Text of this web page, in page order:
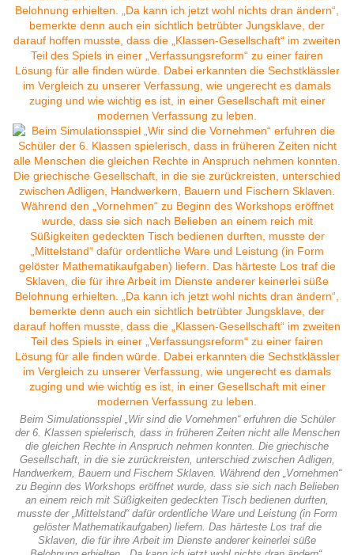
Beim Simulationsspiel „Wir sind die Vornehmen“ erfuhren die Schüler
der 6. Klassen spielerisch, dass in früheren Zeiten nicht alle Menschen
die gleichen Rechte in Anspruch nehmen konnten. Die griechische
Gesellschaft, in die sie zurückreisten, unterschied zwischen Adligen,
Handwerkern, Bauern und Fischern Sklaven. Während den „Vornehmen“
zu Beginn des Workshops eröffnet wurde, dass sie sich nach Belieben
an einem reich mit Süßigkeiten gedeckten Tisch bedienen durften,
musste der „Mittelstand“ dafür ordentliche Ware und Leistung (in Form
gelöster Mathematikaufgaben) liefern. Das härteste Los traf die
Sklaven, die für ihre Arbeit im Dienste anderer keinerlei süße